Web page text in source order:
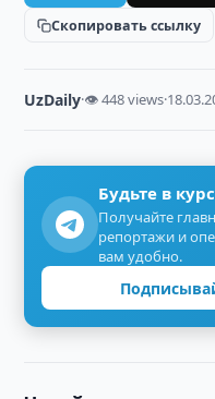
Скопировать ссылку
UzDaily·👁 448 views·
Будьте в
Получайте
репортажи и
вам удобно.